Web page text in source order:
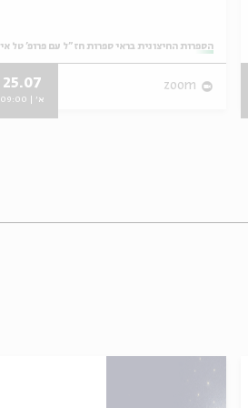
מתוך:
הספרות החיצונית בראי ספרות חז"ל עם פרופ' טל
zoom
25.07
א' | 09:00